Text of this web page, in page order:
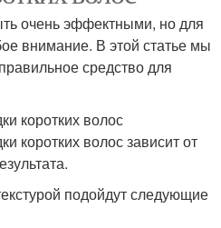
очень эффектными, но для
внимание. В этой статье мы
средство для
коротких волос
коротких волос зависит от
подойдут следующие